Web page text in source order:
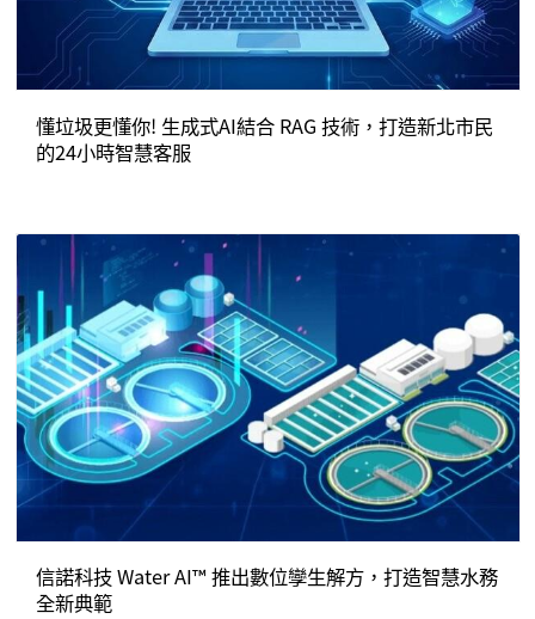
懂垃圾更懂你! 生成式AI結合 RAG 技術，打造新北市民
的24小時智慧客服
信諾科技 Water AI™ 推出數位孿生解方，打造智慧水務
全新典範